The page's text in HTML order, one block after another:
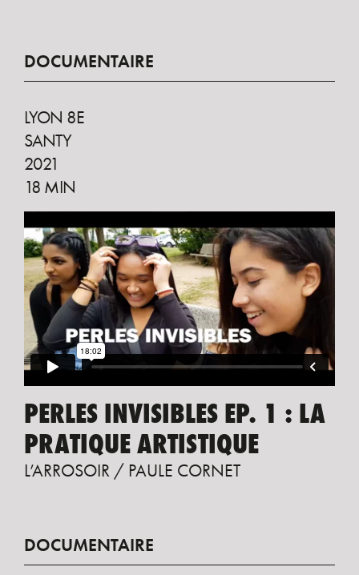
DOCUMENTAIRE
LYON 8E
SANTY
2021
18 MIN
PERLES INVISIBLES EP. 1 : LA
PRATIQUE ARTISTIQUE
L’ARROSOIR / PAULE CORNET
DOCUMENTAIRE